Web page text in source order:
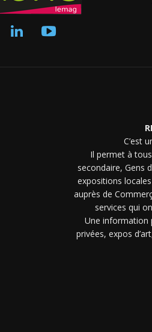
C’est
Il permet à
secondaire, Gens
expositions
auprès de
services qui
Une information
privées, expos